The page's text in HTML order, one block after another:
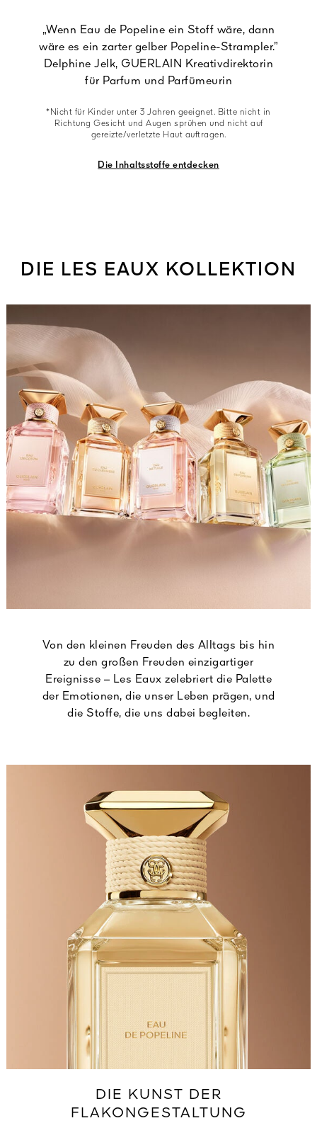
„Wenn Eau de Popeline ein Stoff wäre, dann
wäre es ein zarter gelber Popeline-Strampler.”
Delphine Jelk, GUERLAIN Kreativdirektorin
für Parfum und Parfümeurin
*Nicht für Kinder unter 3 Jahren geeignet. Bitte nicht in
Richtung Gesicht und Augen sprühen und nicht auf
gereizte/verletzte Haut auftragen.
Die Inhaltsstoffe entdecken
DIE LES EAUX KOLLEKTION
Von den kleinen Freuden des Alltags bis hin
zu den großen Freuden einzigartiger
Ereignisse – Les Eaux zelebriert die Palette
der Emotionen, die unser Leben prägen, und
die Stoffe, die uns dabei begleiten.
DIE KUNST DER
FLAKONGESTALTUNG